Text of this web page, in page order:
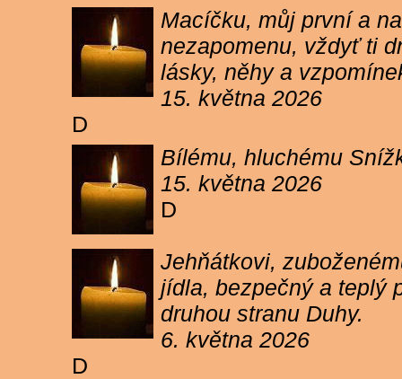
Macíčku, můj první a
nezapomenu, vždyť ti
lásky, něhy a
15. května 2026
D
Bílému, hluchému
15. května 2026
D
Jehňátkovi,
jídla, bezpečný a teplý
druhou stranu Duhy.
6. května 2026
D